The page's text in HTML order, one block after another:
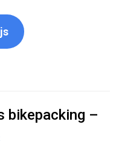
bikepacking –